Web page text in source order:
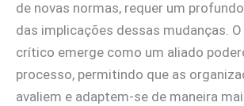
de novas normas, requer um
das implicações dessas mudanças.
crítico emerge como um aliado
processo, permitindo que as
avaliem e adaptem-se de maneira